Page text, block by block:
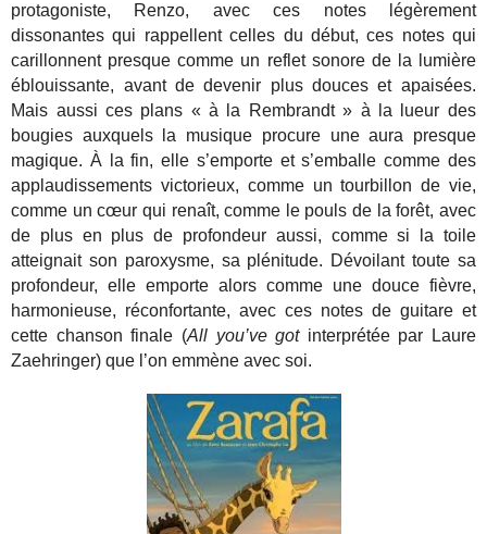
protagoniste, Renzo, avec ces notes légèrement
dissonantes qui rappellent celles du début, ces notes qui
carillonnent presque comme un reflet sonore de la lumière
éblouissante, avant de devenir plus douces et apaisées.
Mais aussi ces plans « à la Rembrandt » à la lueur des
bougies auxquels la musique procure une aura presque
magique. À la fin, elle s’emporte et s’emballe comme des
applaudissements victorieux, comme un tourbillon de vie,
comme un cœur qui renaît, comme le pouls de la forêt, avec
de plus en plus de profondeur aussi, comme si la toile
atteignait son paroxysme, sa plénitude. Dévoilant toute sa
profondeur, elle emporte alors comme une douce fièvre,
harmonieuse, réconfortante, avec ces notes de guitare et
cette chanson finale (All you’ve gotinterprétée par Laure
Zaehringer) que l’on emmène avec soi.